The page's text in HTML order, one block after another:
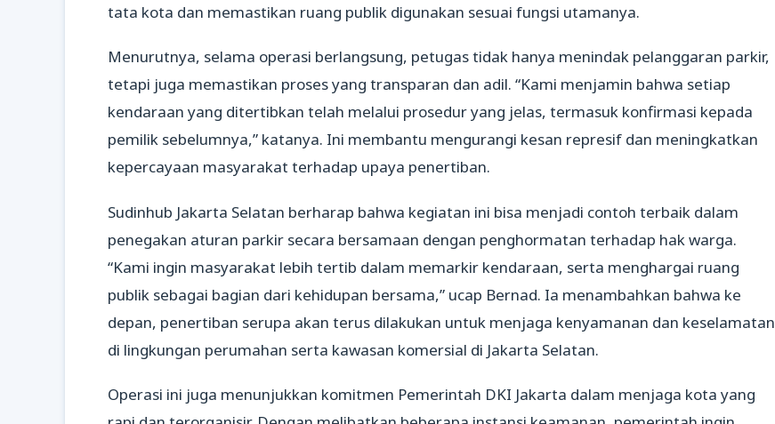
tata kota dan memastikan ruang publik digunakan sesuai fungsi utamanya.
Menurutnya, selama operasi berlangsung, petugas tidak hanya menindak pelanggaran parkir,
tetapi juga memastikan proses yang transparan dan adil. “Kami menjamin bahwa setiap
kendaraan yang ditertibkan telah melalui prosedur yang jelas, termasuk konfirmasi kepada
pemilik sebelumnya,” katanya. Ini membantu mengurangi kesan represif dan meningkatkan
kepercayaan masyarakat terhadap upaya penertiban.
Sudinhub Jakarta Selatan berharap bahwa kegiatan ini bisa menjadi contoh terbaik dalam
penegakan aturan parkir secara bersamaan dengan penghormatan terhadap hak warga.
“Kami ingin masyarakat lebih tertib dalam memarkir kendaraan, serta menghargai ruang
publik sebagai bagian dari kehidupan bersama,” ucap Bernad. Ia menambahkan bahwa ke
depan, penertiban serupa akan terus dilakukan untuk menjaga kenyamanan dan keselamatan
di lingkungan perumahan serta kawasan komersial di Jakarta Selatan.
Operasi ini juga menunjukkan komitmen Pemerintah DKI Jakarta dalam menjaga kota yang